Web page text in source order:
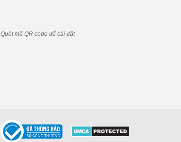
Quét mã QR code để cài đặt